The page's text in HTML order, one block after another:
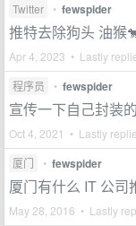
Twitter • fewspider
推特去除狗头 油猴
Apr 4, 2023 • Lastly
程序员 • fewspider
宣传一下自己封装
Oct 4, 2021 • Lastly
厦门 • fewspider
厦门有什么 IT 公
May 28, 2016 • Lastly